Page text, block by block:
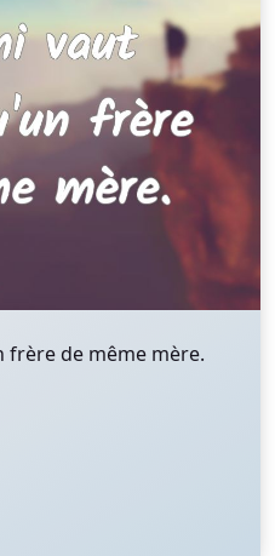
frère de même mère.